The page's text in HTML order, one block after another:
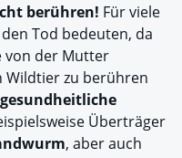
berühren! Für viele
Tod bedeuten, da
von der Mutter
Wildtier zu berühren
Überträger
, aber auch